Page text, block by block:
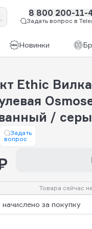
8 800 200-11-
Задать вопрос в
Новинки
Ethic
/
Задать
вопрос
Товара сейчас
за покупку